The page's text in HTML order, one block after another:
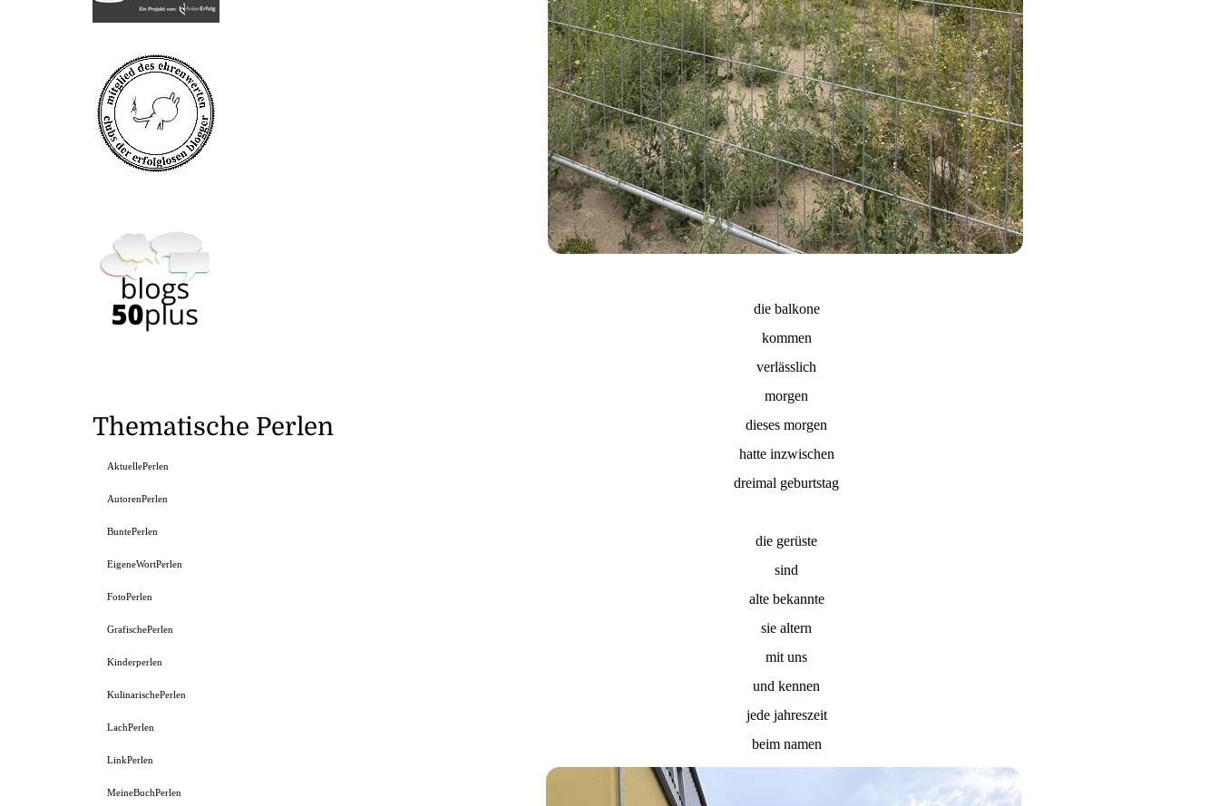
die balkone
kommen
verlässlich
morgen
dieses morgen
hatte inzwischen
dreimal geburtstag
die gerüste
sind
alte bekannte
sie altern
mit uns
und kennen
jede jahreszeit
beim namen
Thematische Perlen
AktuellePerlen
AutorenPerlen
BuntePerlen
EigeneWortPerlen
FotoPerlen
GrafischePerlen
Kinderperlen
KulinarischePerlen
LachPerlen
LinkPerlen
MeineBuchPerlen